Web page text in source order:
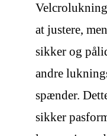
at justere,
sikker og
andre
spænder.
sikker